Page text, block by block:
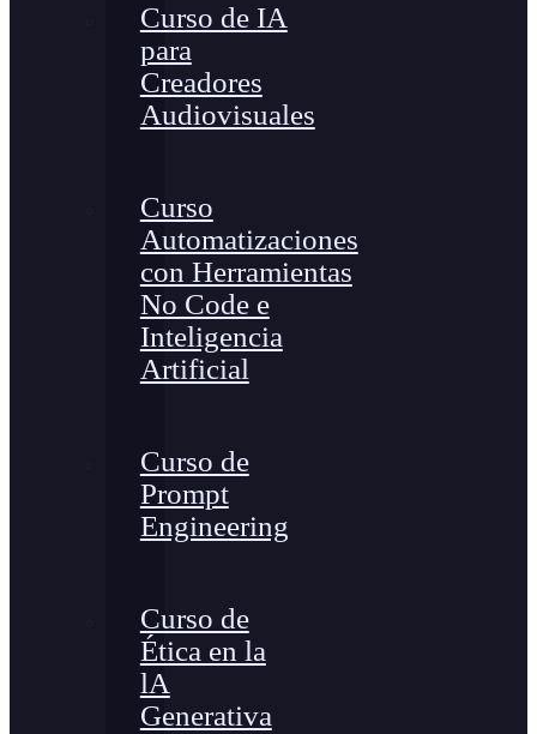
Curso de IA
para
Creadores
Audiovisuales
Curso
Automatizaciones
con Herramientas
No Code e
Inteligencia
Artificial
Curso de
Prompt
Engineering
Curso de
Ética en la
lA
Generativa